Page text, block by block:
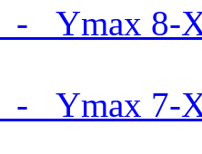
- Ymax 8-
- Ymax 7-